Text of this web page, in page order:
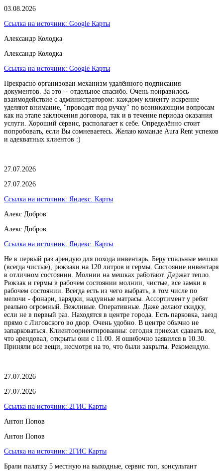
03.08.2026
Ссылка на источник: Google Карты
Александр Колодка
Александр Колодка
Ссылка на источник: Google Карты
Прекрасно организован механизм удалённого подписания
документов. За это -- отдельное спасибо. Очень понравилось
взаимодействие с администратором: каждому клиенту искренне
уделяют внимание, "проводят под ручку" по возникающим вопросам
как на этапе заключения договора, так и в течение периода оказания
услуги. Хороший сервис, располагает к себе. Определённо стоит
попробовать, если Вы сомневаетесь. Желаю команде Aura Rent успехов
и адекватных клиентов :)
27.07.2026
27.07.2026
Ссылка на источник: Яндекс. Карты
Алекс Добров
Алекс Добров
Ссылка на источник: Яндекс. Карты
Не в первый раз арендую для похода инвентарь. Беру спальные мешки
(всегда чистые), рюкзаки на 120 литров и гермы. Состояние инвентаря
в отличном состоянии. Молнии на мешках работают. Держат тепло.
Рюкзак и гермы в рабочем состоянии молнии, чистые, все замки в
рабочем состоянии. Всегда есть из чего выбрать, в том числе по
мелочи - фонари, зарядки, надувные матрасы. Ассортимент у ребят
реально огромный. Вежливые. Оперативные. Даже делают скидку,
если не в первый раз. Находятся в центре города. Есть парковка, заезд
прямо с Лиговского во двор. Очень удобно. В центре обычно не
запарковаться. Клиентоориентированны: сегодня приехал сдавать все,
что арендовал, открыты они с 11.00. Я ошибочно заявился в 10.30.
Приняли все вещи, несмотря на то, что были закрыты. Рекомендую.
27.07.2026
27.07.2026
Ссылка на источник: 2ГИС Карты
Антон Попов
Антон Попов
Ссылка на источник: 2ГИС Карты
Брали палатку 5 местную на выходные, сервис топ, консультант